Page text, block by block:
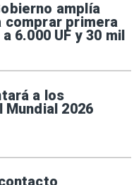
amplía
comprar primera
6.000 UF y 30 mil
a los
2026